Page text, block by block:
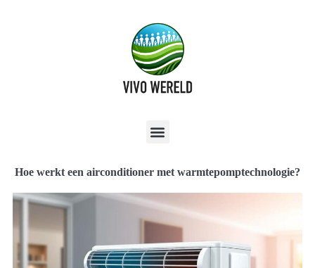
Hoe werkt een airconditioner met warmtepomptechnologie?